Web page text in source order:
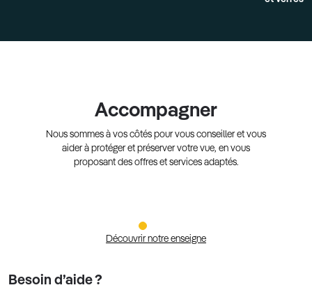
Accompagner
Nous sommes à vos côtés pour vous conseiller et vous
aider à protéger et préserver votre vue, en vous
proposant des offres et services adaptés.
Découvrir notre enseigne
Besoin d’aide ?